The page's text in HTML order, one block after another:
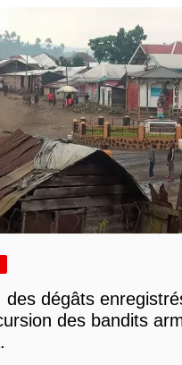
des dégâts
des bandits